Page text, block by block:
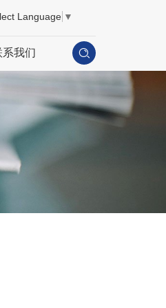
Language ▼
系我们